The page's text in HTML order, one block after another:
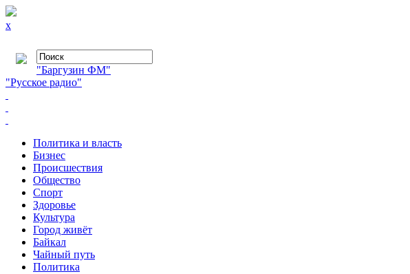
x
"Баргузин ФМ"
"Русское радио"
Политика и власть
Бизнес
Происшествия
Общество
Cпорт
Здоровье
Культура
Город живёт
Байкал
Чайный путь
Политика